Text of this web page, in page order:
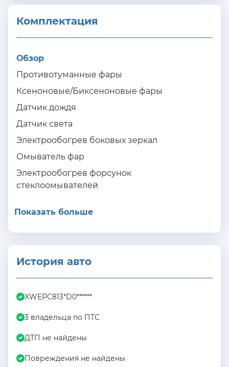
Комплектация
Обзор
Противотуманные фары
Ксеноновые/Биксеноновые фары
Датчик дождя
Датчик света
Электрообогрев боковых зеркал
Омыватель фар
Электрообогрев форсунок
стеклоомывателей
Показать больше
История авто
XWEPC813*D0******
3 владельца по ПТС
ДТП не найдены
Повреждения не найдены